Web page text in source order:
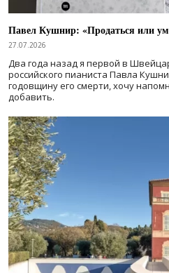
Павел Кушнир: «Продаться или
27.07.2026
Два года назад я первой в
российского пианиста Павла
годовщину его смерти, хочу
добавить.